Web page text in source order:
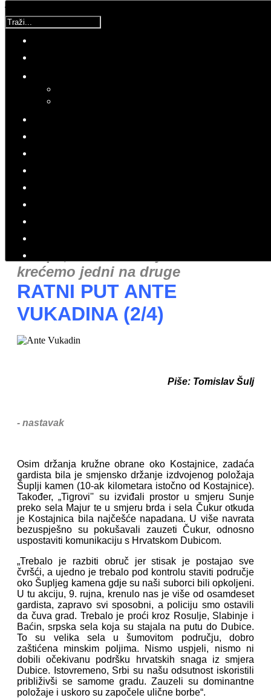
Traži...
Molimo ocijenite
RATOVI
U VIHORU RATA
Sjećam se pogleda na 300-400
metara dugu kolonu njihovog
oklopa, a mi imamo jedan tenk i
krećemo jedni na druge
RATNI PUT ANTE
VUKADINA (2/4)
Piše: Tomislav Šulj
- nastavak
Osim držanja kružne obrane oko Kostajnice, zadaća
gardista bila je smjensko držanje izdvojenog položaja
Šuplji kamen (10-ak kilometara istočno od Kostajnice).
Također, „Tigrovi'' su izviđali prostor u smjeru Sunje
preko sela Majur te u smjeru brda i sela Čukur otkuda
je Kostajnica bila najčešće napadana. U više navrata
bezuspješno su pokušavali zauzeti Čukur, odnosno
uspostaviti komunikaciju s Hrvatskom Dubicom.
„Trebalo je razbiti obruč jer stisak je postajao sve
čvršći, a ujedno je trebalo pod kontrolu staviti područje
oko Šupljeg kamena gdje su naši suborci bili opkoljeni.
U tu akciju, 9. rujna, krenulo nas je više od osamdeset
gardista, zapravo svi sposobni, a policiju smo ostavili
da čuva grad. Trebalo je proći kroz Rosulje, Slabinje i
Baćin, srpska sela koja su stajala na putu do Dubice.
To su velika sela u šumovitom području, dobro
zaštićena minskim poljima. Nismo uspjeli, nismo ni
dobili očekivanu podršku hrvatskih snaga iz smjera
Dubice. Istovremeno, Srbi su našu odsutnost iskoristili
približivši se samome gradu. Zauzeli su dominantne
položaje i uskoro su započele ulične borbe“.